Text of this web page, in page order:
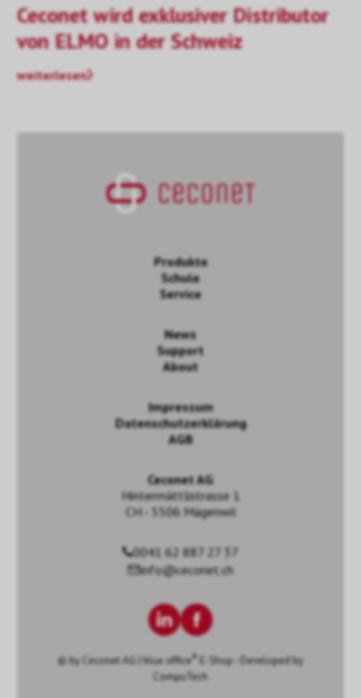
Ceconet wird exklusiver Distributor
von ELMO in der Schweiz
weiterlesen
Produkte
Schule
Service
News
Support
About
Impressum
Datenschutzerklärung
AGB
Ceconet AG
Hintermättlistrasse 1
CH - 5506 Mägenwil
0041 62 887 27 37
info@ceconet.ch
© by Ceconet AG blue office ®
E-Shop - Developed by
CompuTech